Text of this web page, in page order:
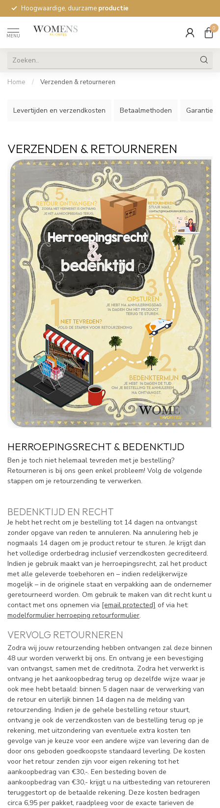
Hoogwaardige, duurzame productie
MENU
0
Home / Verzenden & retourneren
Levertijden en verzendkosten Betaalmethoden Garantie
VERZENDEN & RETOURNEREN
HERROEPINGSRECHT & BEDENKTIJD
Ben je toch niet helemaal tevreden met je bestelling?
Retourneren is bij ons geen enkel probleem! Volg de volgende
stappen om je retourzending te verwerken.
BEDENKTIJD EN RECHT
Je hebt het recht om je bestelling tot 14 dagen na ontvangst
zonder opgave van reden te annuleren. Na annulering heb je
nogmaals 14 dagen om je product retour te sturen. Je krijgt dan
het volledige orderbedrag inclusief verzendkosten gecrediteerd.
Indien je gebruik maakt van je herroepingsrecht, zal het product
met alle geleverde toebehoren en – indien redelijkerwijze
mogelijk – in de originele staat en verpakking aan de ondernemer
geretourneerd worden. Om gebruik te maken van dit recht kunt u
contact met ons opnemen via [email protected] of via het:
modelformulier herroeping retourformulier.
VERVOLG RETOURNEREN
Zodra wij jouw retourzending hebben ontvangen zal deze binnen
48 uur worden verwerkt bij ons. En ontvang je een bevestiging
van ontvangst, samen met de creditnota. Zodra het verwerkt is
ontvang je het aankoopbedrag terug op dezelfde wijze waar je
ook mee hebt betaald: binnen 5 dagen naar de verwerking van
de retour en uiterlijk binnen 14 dagen na de melding van
retourzending. Indien je de gehele bestelling retour stuurt,
ontvang je ook de verzendkosten van de bestelling terug op je
rekening, met uitzondering van eventuele extra kosten ten
gevolge van je keuze voor een andere wijze van levering dan de
door ons geboden goedkoopste standaard leverling. De kosten
voor het retour zenden zijn voor eigen rekening tot het
aankoopbedrag van €30,-. Een besteding boven de
aankoopbedrag van €30,- krijgt u na uitbesteding van retoureren
teruggestort op de betaalde rekening. Deze kosten bedragen
circa 6,95 per pakket, raadpleeg voor de exacte tarieven de